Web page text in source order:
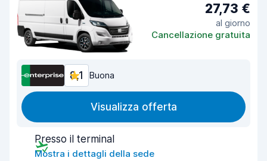
27,73 €
al giorno
Cancellazione gratuita
8,1 Buona
Visualizza offerta
Presso il terminal
Mostra i dettagli della sede